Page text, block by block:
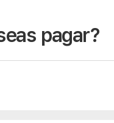
pagar?